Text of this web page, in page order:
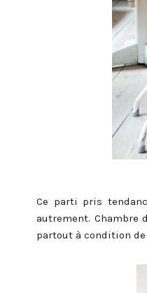
Ce parti pris
autrement. Chambre
partout à condition